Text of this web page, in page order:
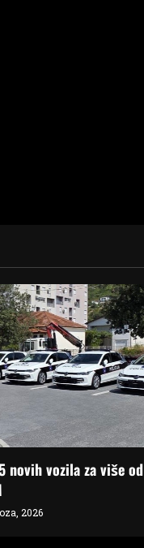
novih vozila za više od
2026